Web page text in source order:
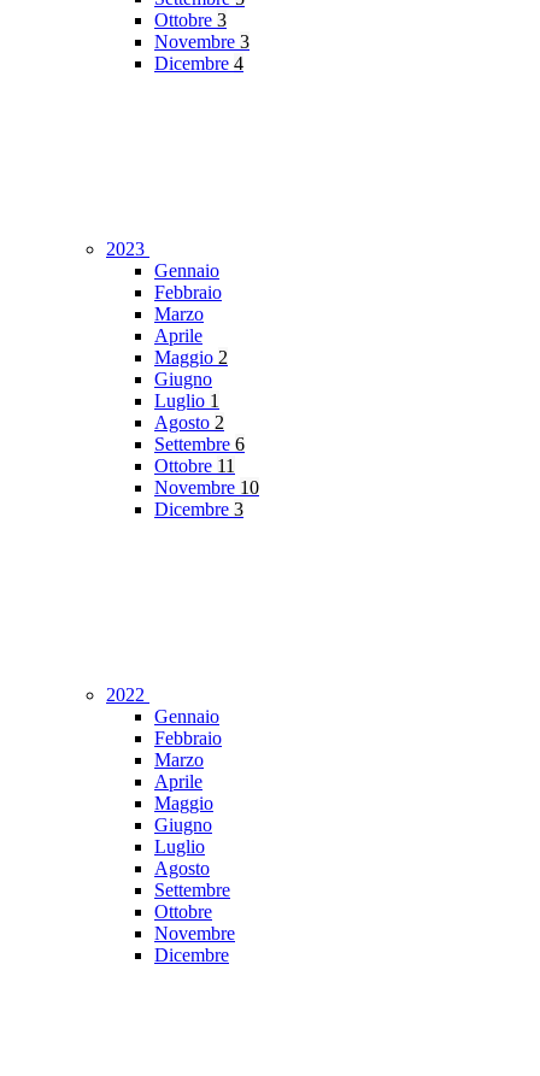
Ottobre 3
Novembre 3
Dicembre 4
2023
Gennaio
Febbraio
Marzo
Aprile
Maggio 2
Giugno
Luglio 1
Agosto 2
Settembre 6
Ottobre 11
Novembre 10
Dicembre 3
2022
Gennaio
Febbraio
Marzo
Aprile
Maggio
Giugno
Luglio
Agosto
Settembre
Ottobre
Novembre
Dicembre